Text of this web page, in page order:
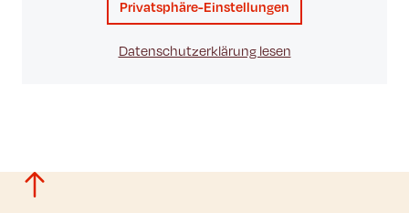
Privatsphäre-Einstellungen
Datenschutzerklärung lesen